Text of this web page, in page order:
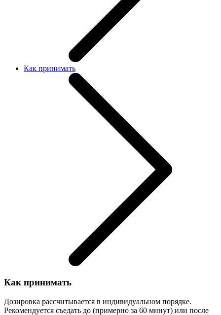
Как принимать
Как принимать
Дозировка рассчитывается в индивидуальном порядке.
Рекомендуется съедать до (примерно за 60 минут) или после